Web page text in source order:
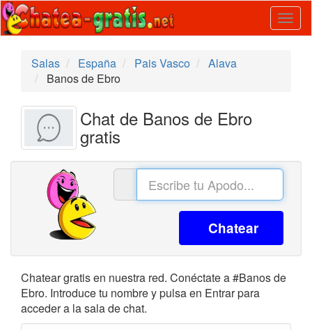
Salas
España Pais Vasco
Alava
Banos de Ebro
Chat de Banos de Ebro
gratis
Chatear
Chatear gratis en nuestra red. Conéctate a #Banos de
Ebro. Introduce tu nombre y pulsa en Entrar para
acceder a la sala de chat.